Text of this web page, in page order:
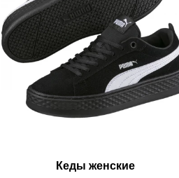
Кеды женские